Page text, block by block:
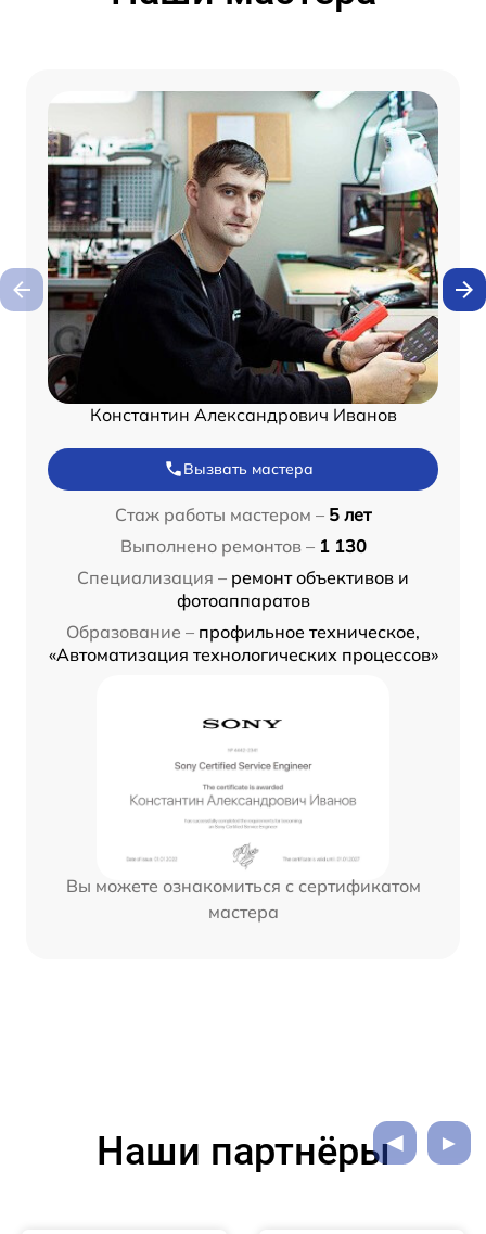
Константин Александрович Иванов
Вызвать мастера
Стаж работы мастером – 5 лет
Выполнено ремонтов – 1 130
Специализация – ремонт объективов и
фотоаппаратов
Образование – профильное техническое,
«Автоматизация технологических процессов»
Вы можете ознакомиться с сертификатом
мастера
Наши партнёры